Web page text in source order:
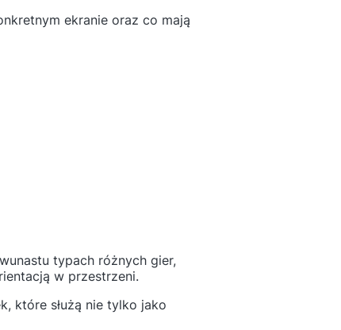
ekranie oraz co mają
typach różnych gier,
w przestrzeni.
które służą nie tylko jako